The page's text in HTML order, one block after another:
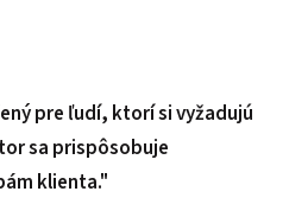
pre ľudí, ktorí si vyžadujú
sa prispôsobuje
klienta."